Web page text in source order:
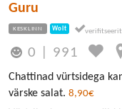
Guru
KESKLINN Wolt
0 991
Chattinad vürtsidega
värske salat. 8,90€